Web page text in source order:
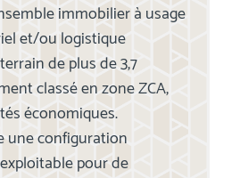
immobilier à usage
et/ou logistique
de plus de 3,7
classé en zone ZCA,
économiques.
une configuration
pour de